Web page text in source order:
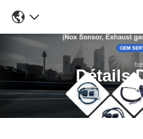
Détails